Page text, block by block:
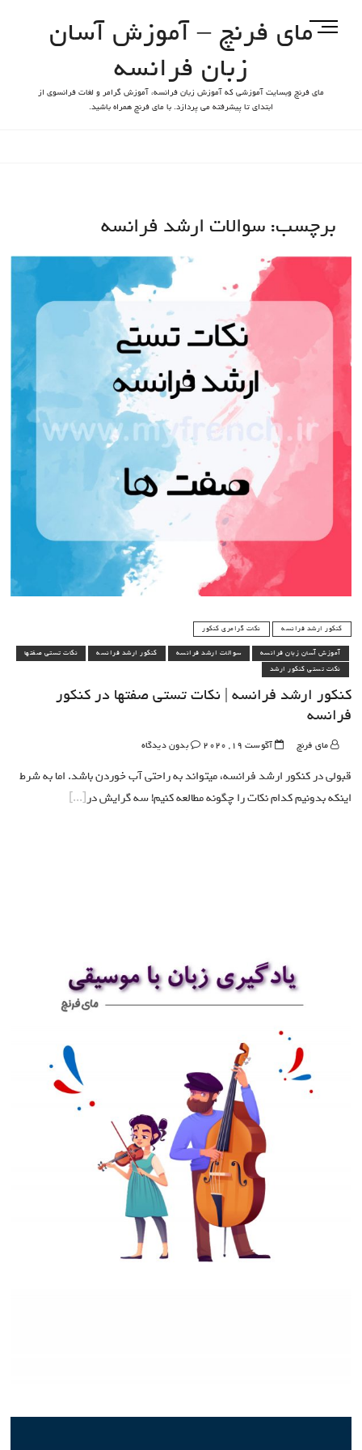
مای فرنچ – آموزش آسان
زبان فرانسه
مای فرنچ وبسایت آموزشی که آموزش زبان فرانسه، آموزش گرامر و لغات فرانسوی از
ابتدای تا پیشرفته می پردازد. با مای فرنچ همراه باشید.
M
برچسب:سوالات ارشد فرانسه
کنکور ارشد فرانسه نکات گرامری کنکور
آموزش آسان زبان فرانسه سوالات ارشد فرانسه کنکور ارشد فرانسه
نکات تستی صفتها
نکات تستی کنکور ارشد
کنکور ارشد فرانسه | نکات تستی صفتها در کنکور
فرانسه
مای فرنچ آگوست 19, 2020 بدون دیدگاه
قبولی در کنکور ارشد فرانسه، میتواند به راحتی آب خوردن باشد. اما به شرط
اینکه بدونیم کدام نکات را چگونه مطالعه کنیم! سه گرایش در